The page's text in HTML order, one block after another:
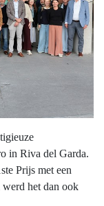
in Riva del Garda.
Prijs met een
het dan ook